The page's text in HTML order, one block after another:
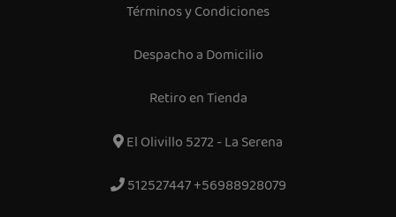
Términos y Condiciones
Despacho a Domicilio
Retiro en Tienda
El Olivillo 5272 - La Serena
512527447 +56988928079